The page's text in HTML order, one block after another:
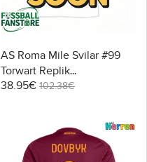
AS Roma Mile Svilar #99
Torwart Replik
Auswärtstrikot 2025-26
38.95€ 102.38€